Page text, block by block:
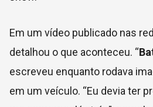
Em um vídeo publicado nas
detalhou o que aconteceu. “
escreveu enquanto rodava
em um veículo. “Eu devia ter